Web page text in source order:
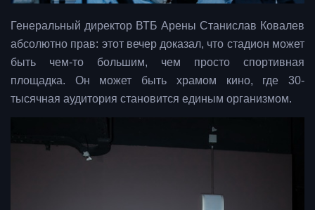
Генеральный директор ВТБ Арены Станислав Ковалев
абсолютно прав: этот вечер доказал, что стадион может
быть чем-то большим, чем просто спортивная
площадка. Он может быть храмом кино, где 30-
тысячная аудитория становится единым организмом.